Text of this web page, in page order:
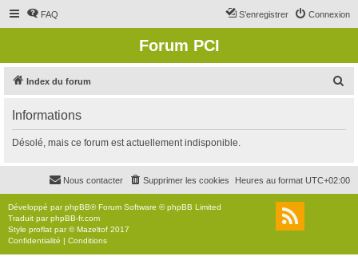
FAQ Connexion
S’enregistrer
Forum PCI
Index du forum
r
c
r
Informations
Désolé, mais ce forum est actuellement indisponible.
Heures au format UTC+02:00
Supprimer les cookies
Nous contacter
Développé parphpBB® Forum Software © phpBB Limited
Traduit parphpBB-fr.com
Style proflat par ©Mazeltof 2017
Confidentialité | Conditions